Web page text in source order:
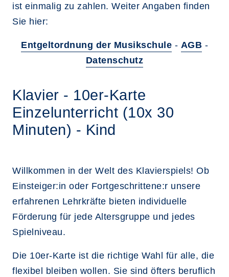
ist einmalig zu zahlen. Weiter Angaben finden
Sie hier:
Entgeltordnung der Musikschule - AGB -
Datenschutz
Klavier - 10er-Karte
Einzelunterricht (10x 30
Minuten) - Kind
Willkommen in der Welt des Klavierspiels! Ob
Einsteiger:in oder Fortgeschrittene:r unsere
erfahrenen Lehrkräfte bieten individuelle
Förderung für jede Altersgruppe und jedes
Spielniveau.
Die 10er-Karte ist die richtige Wahl für alle, die
flexibel bleiben wollen. Sie sind öfters beruflich